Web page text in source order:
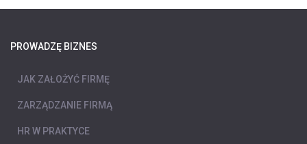
PROWADZĘ BIZNES
JAK ZAŁOŻYĆ FIRMĘ
ZARZĄDZANIE FIRMĄ
HR W PRAKTYCE